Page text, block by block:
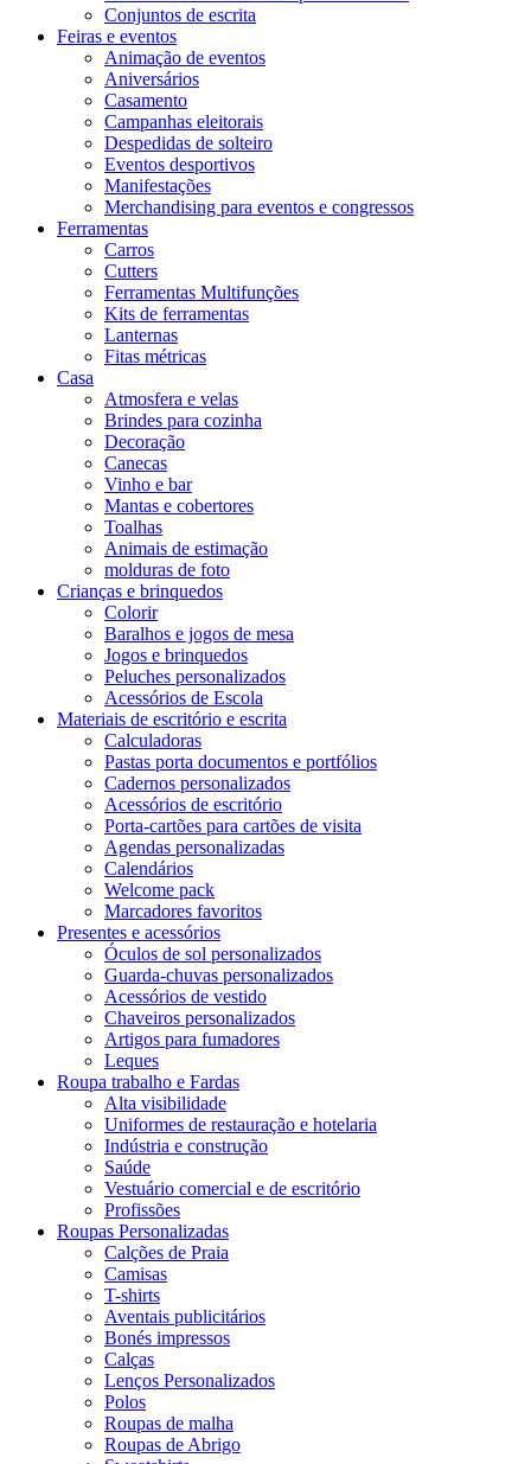
Conjuntos de escrita
Feiras e eventos
Animação de eventos
Aniversários
Casamento
Campanhas eleitorais
Despedidas de solteiro
Eventos desportivos
Manifestações
Merchandising para eventos e congressos
Ferramentas
Carros
Cutters
Ferramentas Multifunções
Kits de ferramentas
Lanternas
Fitas métricas
Casa
Atmosfera e velas
Brindes para cozinha
Decoração
Canecas
Vinho e bar
Mantas e cobertores
Toalhas
Animais de estimação
molduras de foto
Crianças e brinquedos
Colorir
Baralhos e jogos de mesa
Jogos e brinquedos
Peluches personalizados
Acessórios de Escola
Materiais de escritório e escrita
Calculadoras
Pastas porta documentos e portfólios
Cadernos personalizados
Acessórios de escritório
Porta-cartões para cartões de visita
Agendas personalizadas
Calendários
Welcome pack
Marcadores favoritos
Presentes e acessórios
Óculos de sol personalizados
Guarda-chuvas personalizados
Acessórios de vestido
Chaveiros personalizados
Artigos para fumadores
Leques
Roupa trabalho e Fardas
Alta visibilidade
Uniformes de restauração e hotelaria
Indústria e construção
Saúde
Vestuário comercial e de escritório
Profissões
Roupas Personalizadas
Calções de Praia
Camisas
T-shirts
Aventais publicitários
Bonés impressos
Calças
Lenços Personalizados
Polos
Roupas de malha
Roupas de Abrigo